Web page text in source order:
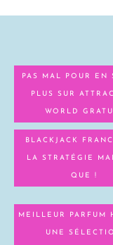
PAS MAL POUR EN
PLUS SUR
WORLD
BLACKJACK
LA STRATÉGIE
QUE !
MEILLEUR PARFUM
UNE